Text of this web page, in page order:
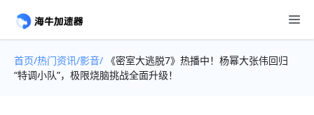
首页/热门资讯/影音/ 《密室大逃脱7》热播中！杨幂大张伟回归
“特调小队”，极限烧脑挑战全面升级！